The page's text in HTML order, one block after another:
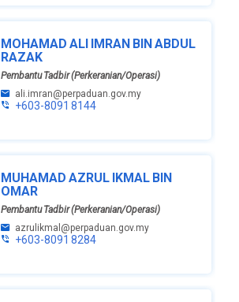
MOHAMAD ALI IMRAN BIN ABDUL
RAZAK
Pembantu Tadbir (Perkeranian/Operasi)
ali.imran@perpaduan.gov.my
+603-8091 8144
MUHAMAD AZRUL IKMAL BIN
OMAR
Pembantu Tadbir (Perkeranian/Operasi)
azrulikmal@perpaduan.gov.my
+603-8091 8284